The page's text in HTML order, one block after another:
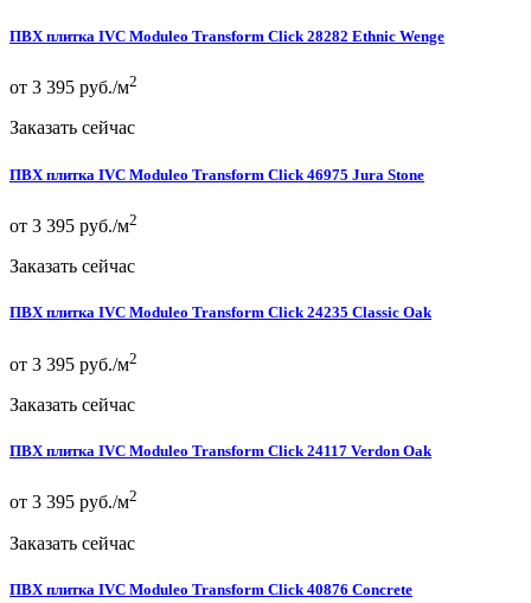
ПВХ плитка IVC Moduleo Transform Click 28282 Ethnic Wenge
от 3 395 руб./м2
Заказать сейчас
ПВХ плитка IVC Moduleo Transform Click 46975 Jura Stone
от 3 395 руб./м2
Заказать сейчас
ПВХ плитка IVC Moduleo Transform Click 24235 Classic Oak
от 3 395 руб./м2
Заказать сейчас
ПВХ плитка IVC Moduleo Transform Click 24117 Verdon Oak
от 3 395 руб./м2
Заказать сейчас
ПВХ плитка IVC Moduleo Transform Click 40876 Concrete